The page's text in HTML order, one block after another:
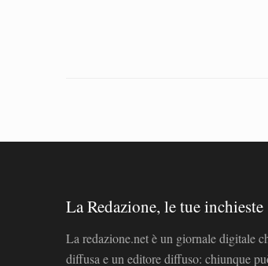
La Redazione, le tue inchieste
La redazione.net è un giornale digitale
diffusa e un editore diffuso: chiunque